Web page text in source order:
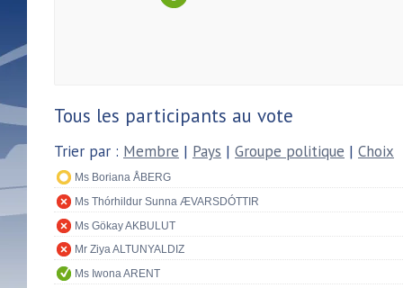
Tous les participants au vote
Trier par : Membre | Pays | Groupe politique | Choix
Ms Boriana ÅBERG
Ms Thórhildur Sunna ÆVARSDÓTTIR
Ms Gökay AKBULUT
Mr Ziya ALTUNYALDIZ
Ms Iwona ARENT